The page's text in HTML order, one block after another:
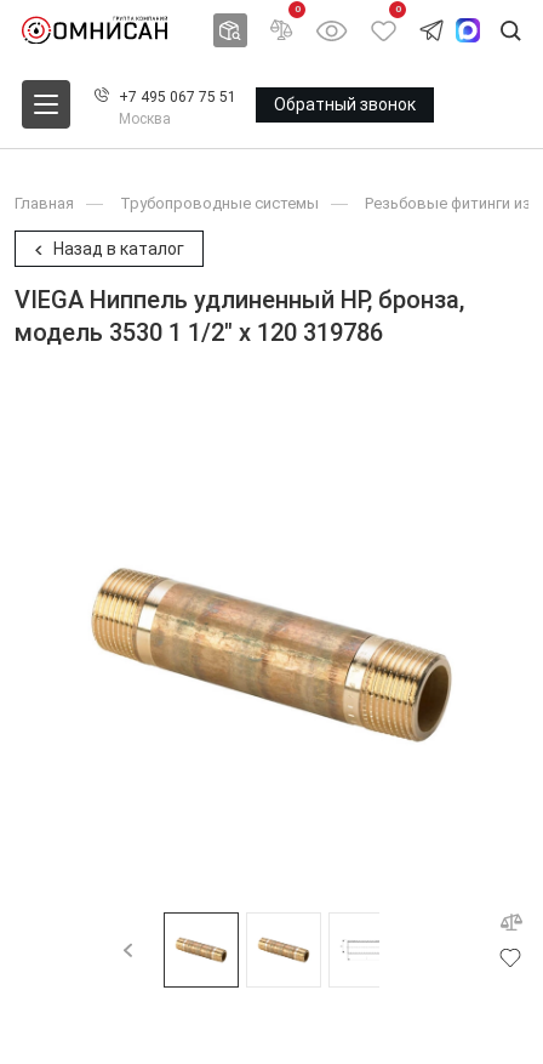
0 0
+7 495 067 75 51
Москва
Обратный звонок
Главная Трубопроводные системы Резьбовые фитинги из
Назад в каталог
VIEGA Ниппель удлиненный НР, бронза,
модель 3530 1 1/2" x 120 319786